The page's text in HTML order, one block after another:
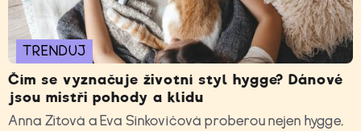
TRENDUJ
Čím se vyznačuje životní styl hygge? Dánové
jsou mistři pohody a klidu
Anna Zítová a Eva Sinkovičová proberou nejen hygge,